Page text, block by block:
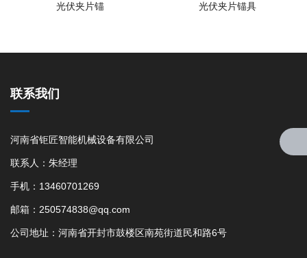
光伏夹片锚 光伏夹片锚具
联系我们
河南省钜匠智能机械设备有限公司
联系人：朱经理
手机：13460701269
邮箱：250574838@qq.com
公司地址：河南省开封市鼓楼区南苑街道民和路6号